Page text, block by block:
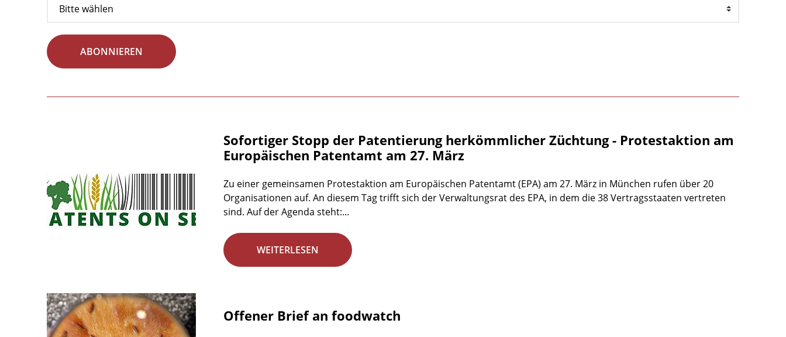
ABONNIEREN
Sofortiger Stopp der Patentierung herkömmlicher Züchtung - Protestaktion am
Europäischen Patentamt am 27. März
Zu einer gemeinsamen Protestaktion am Europäischen Patentamt (EPA) am 27. März in München rufen über 20
Organisationen auf. An diesem Tag trifft sich der Verwaltungsrat des EPA, in dem die 38 Vertragsstaaten vertreten
sind. Auf der Agenda steht:...
WEITERLESEN
Offener Brief an foodwatch